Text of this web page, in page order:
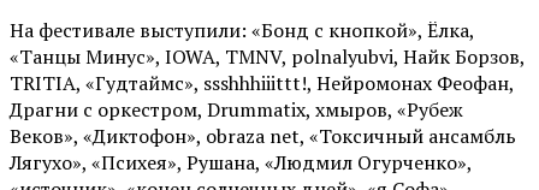
На фестивале выступили: «Бонд с кнопкой», Ёлка,
«Танцы Минус», IOWA, TMNV, polnalyubvi, Найк Борзов,
TRITIA, «Гудтаймс», ssshhhiiittt!, Нейромонах Феофан,
Драгни с оркестром, Drummatix, хмыров, «Рубеж
Веков», «Диктофон», obraza net, «Токсичный ансамбль
Лягухо», «Психея», Рушана, «Людмил Огурченко»,